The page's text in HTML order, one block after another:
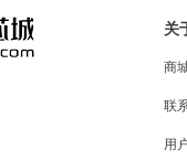
关
商
联
用